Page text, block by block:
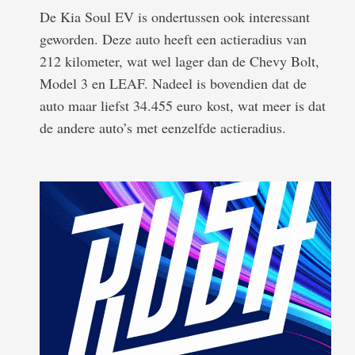
De Kia Soul EV is ondertussen ook interessant
geworden. Deze auto heeft een actieradius van
212 kilometer, wat wel lager dan de Chevy Bolt,
Model 3 en LEAF. Nadeel is bovendien dat de
auto maar liefst 34.455 euro kost, wat meer is dat
de andere auto’s met eenzelfde actieradius.